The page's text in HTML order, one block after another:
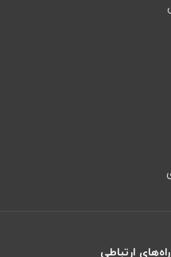
راه‌های ارتباطی